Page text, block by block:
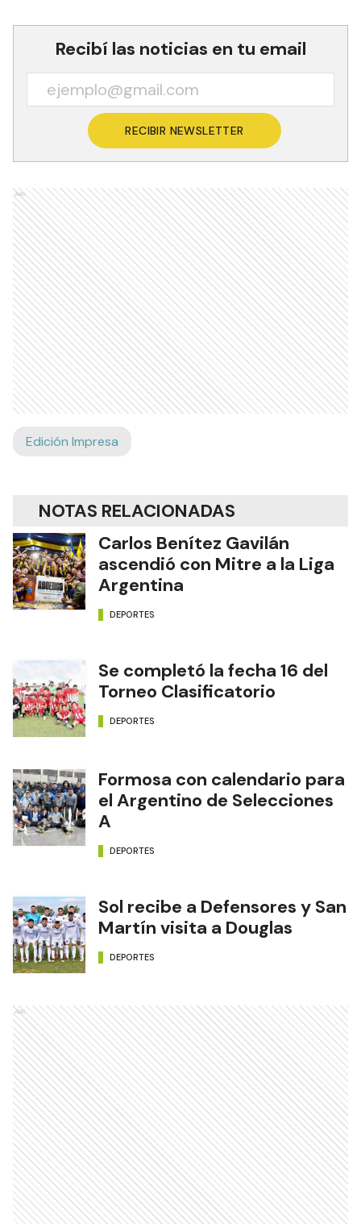
Recibí las noticias en tu email
RECIBIR NEWSLETTER
Ads
Edición Impresa
NOTAS RELACIONADAS
Carlos Benítez Gavilán
ascendió con Mitre a la Liga
Argentina
DEPORTES
Se completó la fecha 16 del
Torneo Clasificatorio
DEPORTES
Formosa con calendario para
el Argentino de Selecciones
A
DEPORTES
Sol recibe a Defensores y San
Martín visita a Douglas
DEPORTES
Ads